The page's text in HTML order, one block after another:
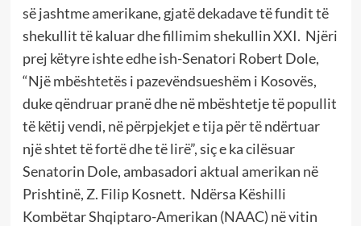
së jashtme amerikane, gjatë dekadave të fundit të
shekullit të kaluar dhe fillimim shekullin XXI. Njëri
prej këtyre ishte edhe ish-Senatori Robert Dole,
“Një mbështetës i pazevëndsueshëm i Kosovës,
duke qëndruar pranë dhe në mbështetje të popullit
të këtij vendi, në përpjekjet e tija për të ndërtuar
një shtet të fortë dhe të lirë”, siç e ka cilësuar
Senatorin Dole, ambasadori aktual amerikan në
Prishtinë, Z. Filip Kosnett. Ndërsa Këshilli
Kombëtar Shqiptaro-Amerikan (NAAC) në vitin